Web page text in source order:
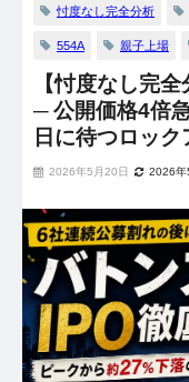
忖度なし完全分析
554A 親子上場
【忖度なし完
─ 公開価格4倍
日に待つロッ
2026年5月20日 2026年